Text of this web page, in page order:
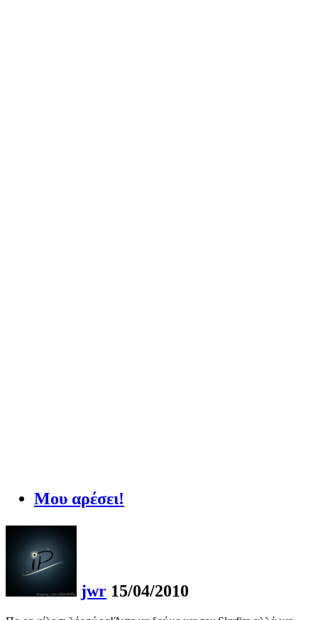
Μου αρέσει!
jwr 15/04/2010